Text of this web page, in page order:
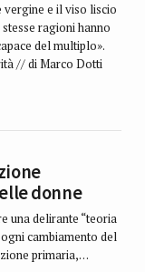
vergine e il viso liscio
ragioni hanno
del multiplo».
// di Marco Dotti
donne
una delirante “teoria
cambiamento del
primaria,…